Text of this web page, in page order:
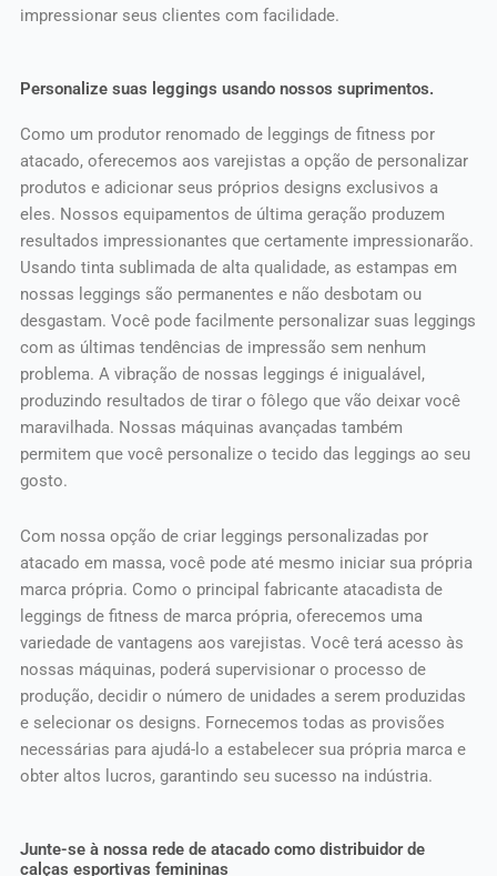
impressionar seus clientes com facilidade.
Personalize suas leggings usando nossos suprimentos.
Como um produtor renomado de leggings de fitness por
atacado, oferecemos aos varejistas a opção de personalizar
produtos e adicionar seus próprios designs exclusivos a
eles. Nossos equipamentos de última geração produzem
resultados impressionantes que certamente impressionarão.
Usando tinta sublimada de alta qualidade, as estampas em
nossas leggings são permanentes e não desbotam ou
desgastam. Você pode facilmente personalizar suas leggings
com as últimas tendências de impressão sem nenhum
problema. A vibração de nossas leggings é inigualável,
produzindo resultados de tirar o fôlego que vão deixar você
maravilhada. Nossas máquinas avançadas também
permitem que você personalize o tecido das leggings ao seu
gosto.
Com nossa opção de criar leggings personalizadas por
atacado em massa, você pode até mesmo iniciar sua própria
marca própria. Como o principal fabricante atacadista de
leggings de fitness de marca própria, oferecemos uma
variedade de vantagens aos varejistas. Você terá acesso às
nossas máquinas, poderá supervisionar o processo de
produção, decidir o número de unidades a serem produzidas
e selecionar os designs. Fornecemos todas as provisões
necessárias para ajudá-lo a estabelecer sua própria marca e
obter altos lucros, garantindo seu sucesso na indústria.
Junte-se à nossa rede de atacado como distribuidor de
calças esportivas femininas